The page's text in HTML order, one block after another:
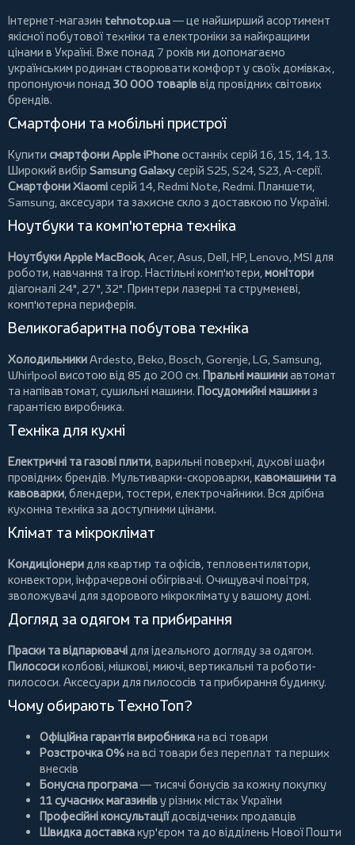
Інтернет-магазин tehnotop.ua— це найширший асортимент
якісної побутової техніки та електроніки за найкращими
цінами в Україні. Вже понад 7 років ми допомагаємо
українським родинам створювати комфорт у своїх домівках,
пропонуючи понад 30 000 товаріввід провідних світових
брендів.
Смартфони та мобільні пристрої
Купити смартфони Apple iPhoneостанніх серій 16, 15, 14, 13.
Широкий вибір Samsung Galaxyсерій S25, S24, S23, A-серії.
Смартфони Xiaomiсерій 14, Redmi Note, Redmi. Планшети,
Samsung, аксесуари тазахисне скло з доставкою по Україні.
Ноутбуки та комп'ютерна техніка
Ноутбуки Apple MacBook,Acer,Asus,Dell,HP,Lenovo,MSI для
роботи, навчання та ігор. Настільні комп'ютери,монітори
діагоналі 24", 27", 32". Принтери лазерні та струменеві,
комп'ютерна периферія.
Великогабаритна побутова техніка
ХолодильникиArdesto,Beko,Bosch,Gorenje,LG,Samsung,
Whirlpool висотою від 85 до 200 см. Пральні машиниавтомат
та напівавтомат,сушильні машини. Посудомийні машиниз
гарантією виробника.
Техніка для кухні
Електричні та газові плити, варильні поверхні, духові шафи
провідних брендів. Мультиварки-скороварки,кавомашини та
кавоварки,блендери, тостери,електрочайники. Вся дрібна
кухонна техніка за доступними цінами.
Клімат та мікроклімат
Кондиціонеридля квартир та офісів, тепловентилятори,
конвектори,інфрачервоні обігрівачі. Очищувачі повітря,
зволожувачі для здорового мікроклімату у вашому домі.
Догляд за одягом та прибирання
Праски та відпарювачідля ідеального догляду за одягом.
Пилососиколбові,мішкові,миючі,вертикальні тароботи-
пилососи. Аксесуари для пилососів та прибирання будинку.
Чому обирають ТехноТоп?
Офіційна гарантія виробникана всі товари
Розстрочка 0%на всі товари без переплат та перших
внесків
Бонусна програма— тисячі бонусів за кожну покупку
11 сучасних магазиніву різних містах України
Професійні консультаціїдосвідчених продавців
Швидка доставкакур'єром та до відділень Нової Пошти